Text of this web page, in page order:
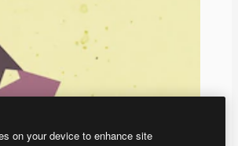
on your device to enhance site